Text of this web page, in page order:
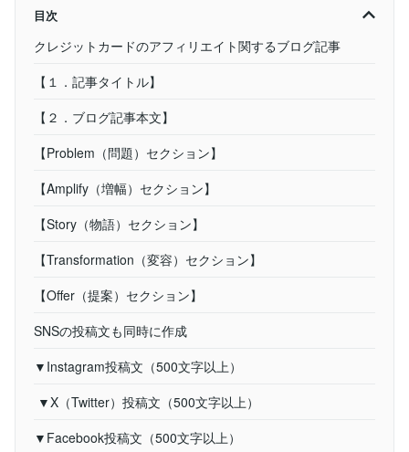
目次
クレジットカードのアフィリエイト関するブログ記事
【１．記事タイトル】
【２．ブログ記事本文】
【Problem（問題）セクション】
【Amplify（増幅）セクション】
【Story（物語）セクション】
【Transformation（変容）セクション】
【Offer（提案）セクション】
SNSの投稿文も同時に作成
▼Instagram投稿文（500文字以上）
▼X（Twitter）投稿文（500文字以上）
▼Facebook投稿文（500文字以上）